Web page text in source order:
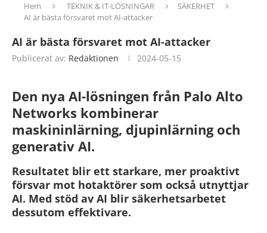
Hem TEKNIK & IT-LÖSNINGAR
SÄKERHET
AI är bästa försvaret mot AI-attacker
AI är bästa försvaret mot AI-attacker
Publicerat av: Redaktionen 2024-05-15
Den nya AI-lösningen från Palo Alto
Networks kombinerar
maskininlärning, djupinlärning och
generativ AI.
Resultatet blir ett starkare, mer proaktivt
försvar mot hotaktörer som också utnyttjar
AI. Med stöd av AI blir säkerhetsarbetet
dessutom effektivare.